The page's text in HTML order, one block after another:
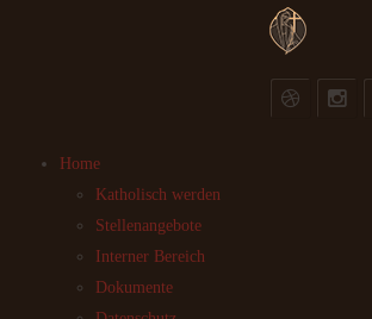
Home
Katholisch werden
Stellenangebote
Interner Bereich
Dokumente